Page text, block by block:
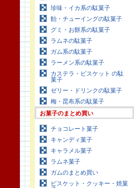
珍味・イカ系の駄菓子
飴・チューイングの駄菓子
グミ・お餅系の駄菓子
ラムネの駄菓子
ガム系の駄菓子
ラーメン系の駄菓子
カステラ・ビスケット の駄
菓子
ゼリー・ドリンクの駄菓子
梅・昆布系の駄菓子
お菓子のまとめ買い
チョコレート菓子
キャンディ菓子
キャラメル菓子
ラムネ菓子
ガムのまとめ買い
ビスケット・クッキー・焼菓